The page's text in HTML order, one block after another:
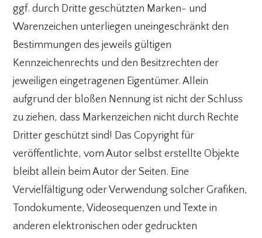
ggf. durch Dritte geschützten Marken- und
Warenzeichen unterliegen uneingeschränkt den
Bestimmungen des jeweils gültigen
Kennzeichenrechts und den Besitzrechten der
jeweiligen eingetragenen Eigentümer. Allein
aufgrund der bloßen Nennung ist nicht der Schluss
zu ziehen, dass Markenzeichen nicht durch Rechte
Dritter geschützt sind! Das Copyright für
veröffentlichte, vom Autor selbst erstellte Objekte
bleibt allein beim Autor der Seiten. Eine
Vervielfältigung oder Verwendung solcher Grafiken,
Tondokumente, Videosequenzen und Texte in
anderen elektronischen oder gedruckten